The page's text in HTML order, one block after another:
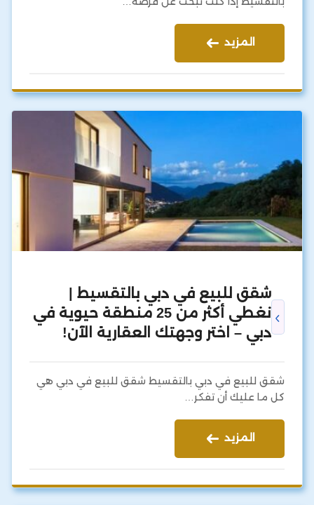
المزيد
شقق للبيع في دبي بالتقسيط |
نغطي أكثر من 25 منطقة حيوية في
دبي – اختر وجهتك العقارية الآن!
شقق للبيع في دبي بالتقسيط شقق للبيع في دبي هي
كل ما عليك أن تفكر…
المزيد